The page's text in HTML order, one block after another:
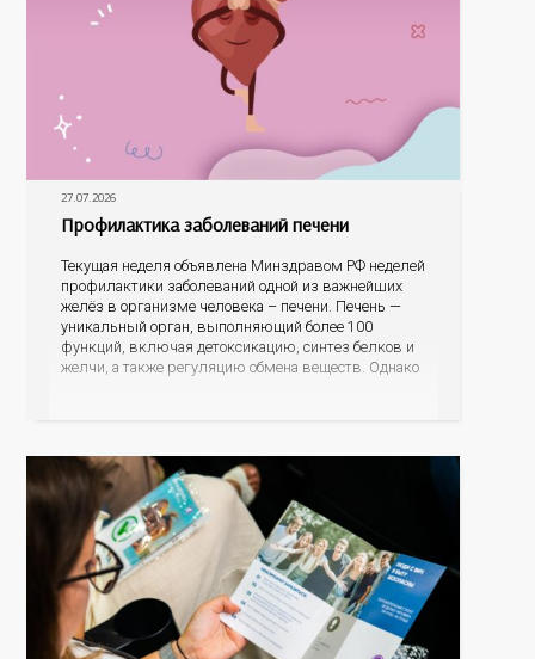
27.07.2026
Профилактика заболеваний печени
Текущая неделя объявлена Минздравом РФ неделей
профилактики заболеваний одной из важнейших
желёз в организме человека – печени. Печень —
уникальный орган, выполняющий более 100
функций, включая детоксикацию, синтез белков и
желчи, а также регуляцию обмена веществ. Однако